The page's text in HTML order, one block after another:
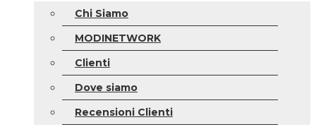
Chi Siamo
MODINETWORK
Clienti
Dove siamo
Recensioni Clienti